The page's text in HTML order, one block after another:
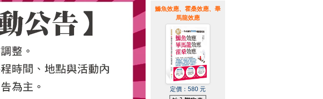
鰷魚效應、霍桑效應、畢
馬龍效應
定價： 580 元